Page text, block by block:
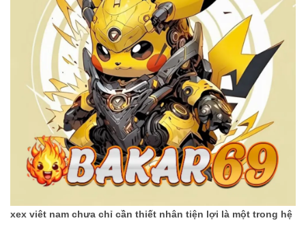
xex viêt nam chưa chỉ cần thiết nhân tiện lợi là một trong hệ